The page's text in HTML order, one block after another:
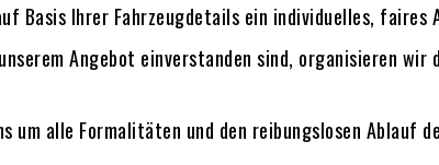
Basis Ihrer Fahrzeugdetails ein individuelles,
Angebot einverstanden sind, organisieren
um alle Formalitäten und den reibungslosen Ablauf